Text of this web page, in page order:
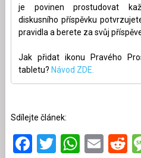
je povinen prostudovat
diskusního příspěvku
pravidla a berete za svůj
Jak přidat ikonu Pravého
tabletu? Návod ZDE.
Sdílejte článek:
Facebook
Twitter